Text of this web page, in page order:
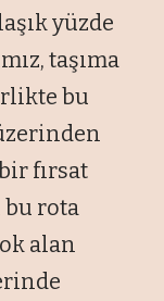
yüzde
taşıma
bu
fırsat
rota
alan